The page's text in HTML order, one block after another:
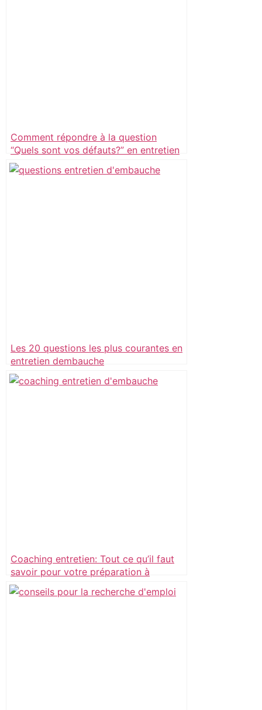
Comment répondre à la question
“Quels sont vos défauts?” en entretien
d’embauche?
Les 20 questions les plus courantes en
entretien dembauche
Coaching entretien: Tout ce qu’il faut
savoir pour votre préparation à
l’entretien avec un coach et réussir
votre entretien d’embauche.